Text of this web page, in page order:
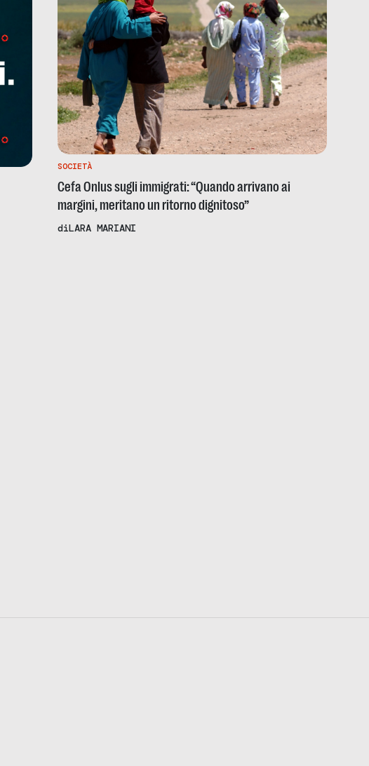
SOCIETÀ
Cefa Onlus sugli immigrati: “Quando arrivano ai
margini, meritano un ritorno dignitoso”
diLARA MARIANI